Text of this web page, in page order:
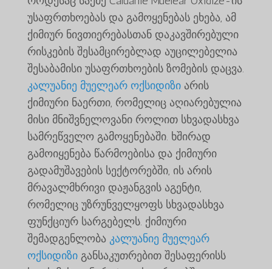
უსაფრთხოებას და გამოყენებას ეხება, ამ
ქიმიურ ნივთიერებასთან დაკავშირებული
რისკების შესამცირებლად აუცილებელია
შესაბამისი უსაფრთხოების ზომების დაცვა.
კალუანიე მუელეარ ოქსიდიზიარის
ქიმიური ნაერთი, რომელიც აღიარებულია
მისი მნიშვნელოვანი როლით სხვადასხვა
სამრეწველო გამოყენებაში. ხშირად
გამოიყენება წარმოებისა და ქიმიური
გადამუშავების სექტორებში, ის არის
მრავალმხრივი დაჟანგვის აგენტი,
რომელიც უზრუნველყოფს სხვადასხვა
ფუნქციურ სარგებელს. ქიმიური
შემადგენლობა კალუანიე მუელეარ
ოქსიდიზიგანსაკუთრებით შესაფერისს